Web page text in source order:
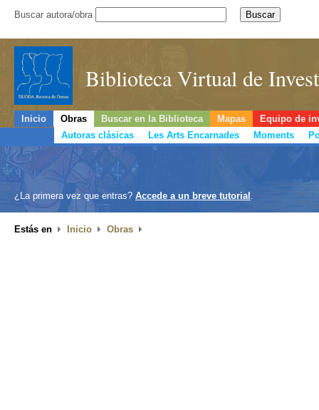
Buscar autora/obra
Biblioteca Virtual de
Inicio Obras Buscar en la Biblioteca Mapas
Equipo de
Autoras clásicas
Les Arts Encarnades Moments
¿La primera vez que entras? Accede a un breve tutorial .
Estás en Inicio Obras